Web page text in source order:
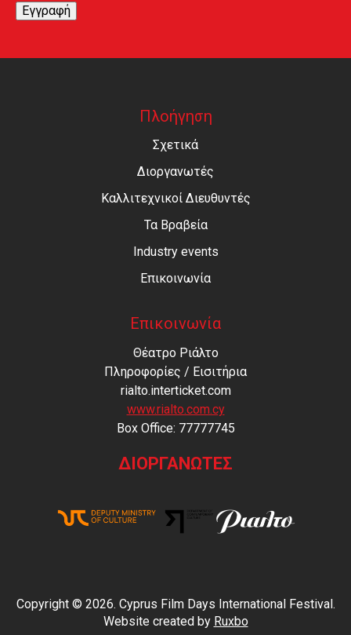
Εγγραφή
Πλοήγηση
Σχετικά
Διοργανωτές
Καλλιτεχνικοί Διευθυντές
Τα Βραβεία
Industry events
Επικοινωνία
Επικοινωνία
Θέατρο Ριάλτο
Πληροφορίες / Εισιτήρια
rialto.interticket.com
www.rialto.com.cy
Βοx Office: 77777745
ΔΙΟΡΓΑΝΩΤΕΣ
Copyright © 2026. Cyprus Film Days International Festival.
Website created by Ruxbo